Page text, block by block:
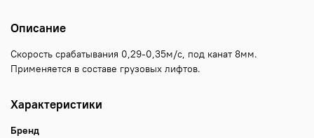
Описание
Скорость срабатывания 0,29-0,35м/с, под канат 8мм.
Применяется в составе грузовых лифтов.
Характеристики
Бренд